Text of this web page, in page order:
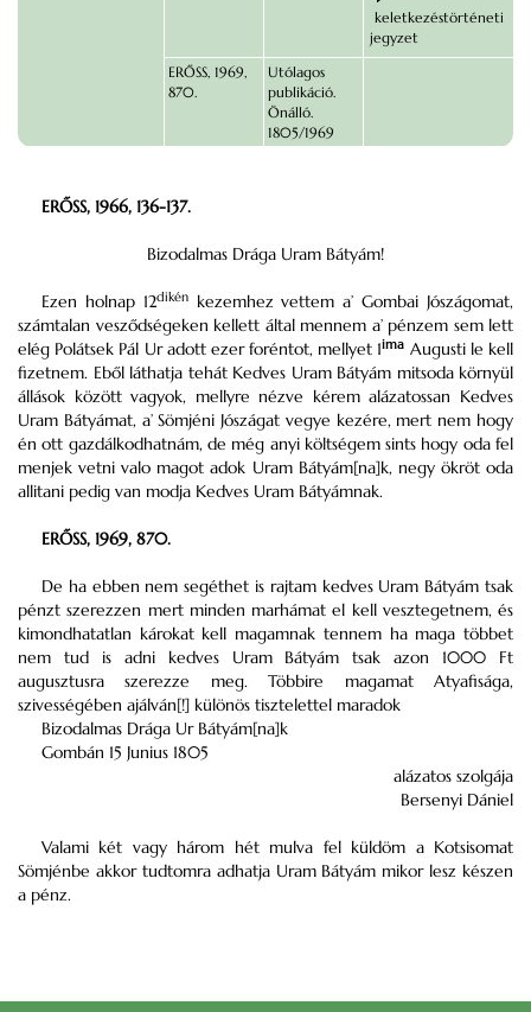
keletkezéstörténeti
jegyzet
ERŐSS, 1969,
870.
Utólagos
publikáció.
Önálló.
1805/1969
ERŐSS, 1966, 136-137.
Bizodalmas Drága Uram Bátyám!
Ezen holnap 12dikénkezemhez vettem a’ Gombai Jószágomat,
számtalan vesződségeken kellett által mennem a’ pénzem sem lett
elég Polátsek Pál Ur adott ezer foréntot, mellyet 1ima Augusti le kell
fizetnem. Eből láthatja tehát Kedves Uram Bátyám mitsoda környül
állások között vagyok, mellyre nézve kérem alázatossan Kedves
Uram Bátyámat, a’ Sömjéni Jószágat vegye kezére, mert nem hogy
én ott gazdálkodhatnám, de még anyi költségem sints hogy oda fel
menjek vetni valo magot adok Uram Bátyám[na]k, negy ökröt oda
allitani pedig van modja Kedves Uram Bátyámnak.
ERŐSS, 1969, 870.
De ha ebben nem segéthet is rajtam kedves Uram Bátyám tsak
pénzt szerezzen mert minden marhámat el kell vesztegetnem, és
kimondhatatlan károkat kell magamnak tennem ha maga többet
nem tud is adni kedves Uram Bátyám tsak azon 1000 Ft
augusztusra szerezze meg. Többire magamat Atyafisága,
szivességében ajálván[!] különös tisztelettel maradok
Bizodalmas Drága Ur Bátyám[na]k
Gombán 15 Junius 1805
alázatos szolgája
Bersenyi Dániel
Valami két vagy három hét mulva fel küldöm a Kotsisomat
Sömjénbe akkor tudtomra adhatja Uram Bátyám mikor lesz készen
a pénz.